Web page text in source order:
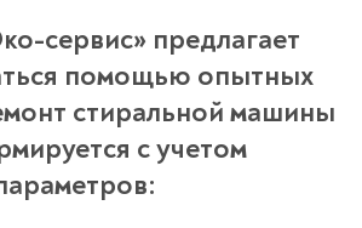
сервис» предлагает
помощью опытных
стиральной машины
с учетом